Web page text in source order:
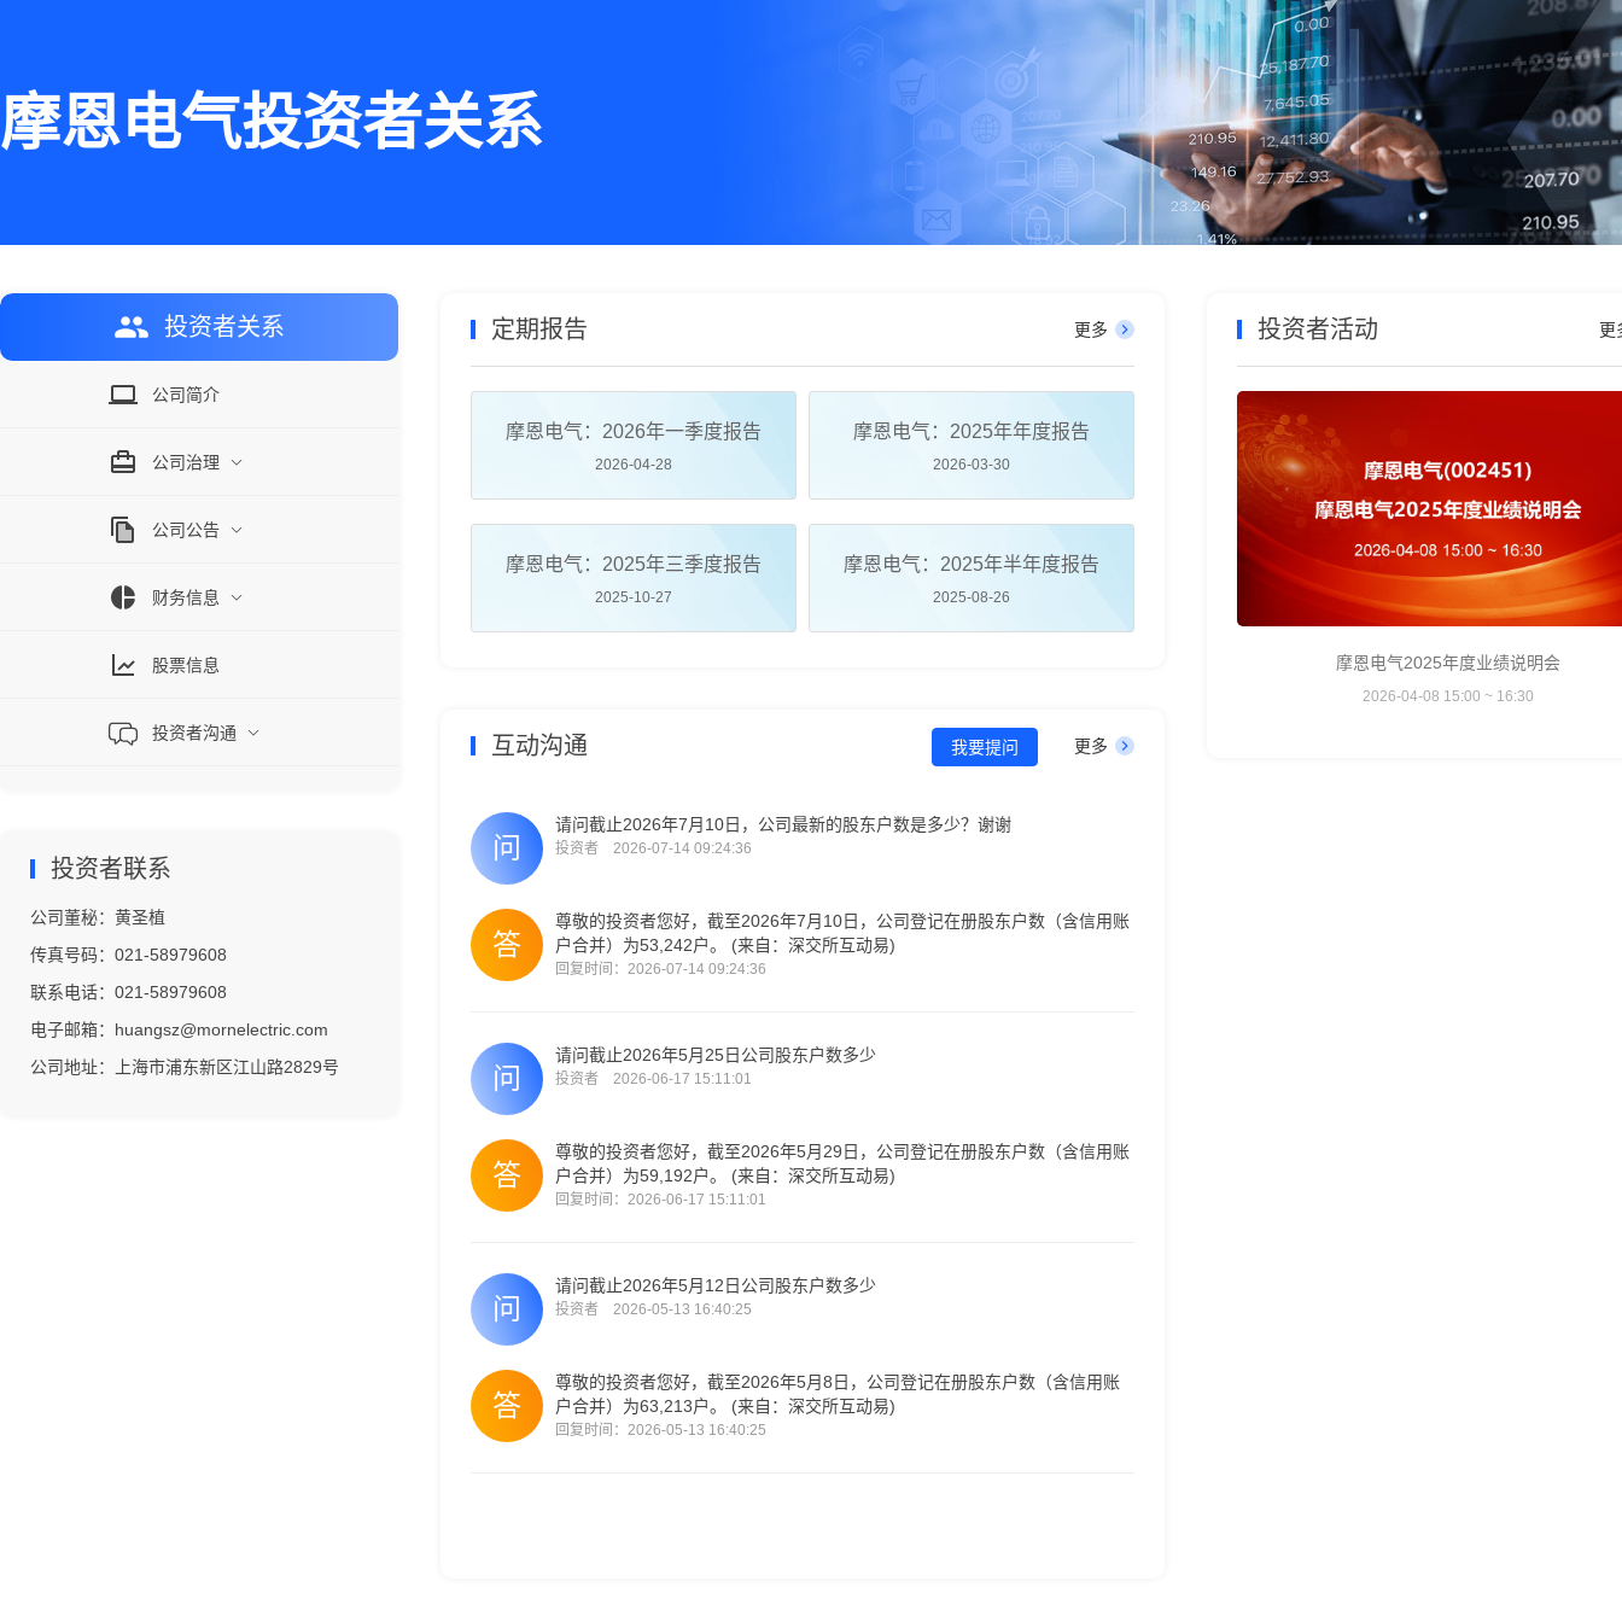
摩恩电气投资者关系
投资者关系
公司简介
公司治理
公司公告
财务信息
股票信息
投资者沟通
投资者联系
公司董秘： 黄圣植
传真号码： 021-58979608
联系电话： 021-58979608
电子邮箱： huangsz@mornelectric.com
公司地址：
上海市浦东新区江山路2829号
定期报告 更多
摩恩电气：2026年一季度报告
2026-04-28
摩恩电气：2025年年度报告
2026-03-30
摩恩电气：2025年三季度报告
2025-10-27
摩恩电气：2025年半年度报告
2025-08-26
互动沟通 我要提问 更多
请问截止2026年7月10日，公司最新的股东户数是多少？谢谢
投资者 2026-07-14 09:24:36
尊敬的投资者您好，截至2026年7月10日，公司登记在册股东户数（含信用账
户合并）为53,242户。 (来自：深交所互动易)
回复时间：2026-07-14 09:24:36
请问截止2026年5月25日公司股东户数多少
投资者 2026-06-17 15:11:01
尊敬的投资者您好，截至2026年5月29日，公司登记在册股东户数（含信用账
户合并）为59,192户。 (来自：深交所互动易)
回复时间：2026-06-17 15:11:01
请问截止2026年5月12日公司股东户数多少
投资者 2026-05-13 16:40:25
尊敬的投资者您好，截至2026年5月8日，公司登记在册股东户数（含信用账
户合并）为63,213户。 (来自：深交所互动易)
回复时间：2026-05-13 16:40:25
投资者活动 更
摩恩电气2025年度业绩说明会
2026-04-08 15:00 ~ 16:30